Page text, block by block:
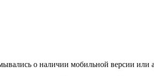
о наличии мобильной версии или